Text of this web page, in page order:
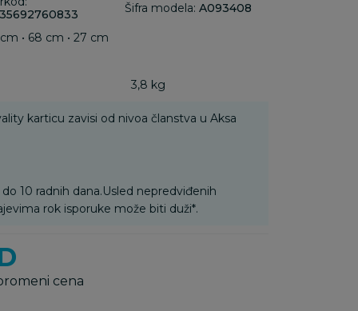
Šifra modela: A093408
• 68 cm • 27 cm
3,8 kg
karticu zavisi od nivoa članstva u Aksa
10 radnih dana.Usled nepredviđenih
rok isporuke može biti duži*.
cena